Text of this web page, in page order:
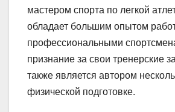
мастером спорта по легкой
обладает большим опытом
профессиональными
признание за свои тренерские
также является автором
физической подготовке.